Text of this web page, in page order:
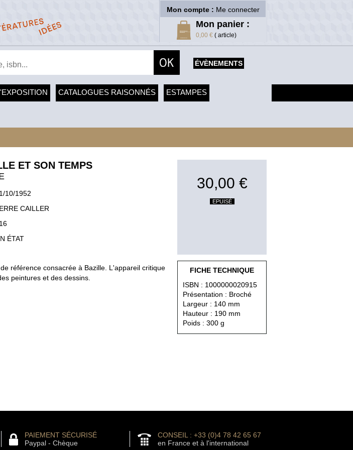
Mon compte : Me connecter
Mon panier :
0,00 € ( article)
ÉVÈNEMENTS
CATALOGUES RAISONNÉS ESTAMPES
ET SON TEMPS
10/1952
CAILLER
ÉTAT
référence consacrée à Bazille. L'appareil critique
peintures et des dessins.
30,00 €
EPUISÉ
FICHE TECHNIQUE
ISBN : 1000000020915
Présentation : Broché
Largeur : 140 mm
Hauteur : 190 mm
Poids : 300 g
PAIEMENT SÉCURISÉ
Paypal - Chèque
CONSEIL : +33 (0)4 78 42 65 67
en France et à l'international